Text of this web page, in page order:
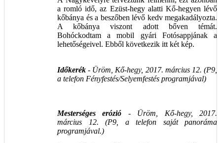
a romló idő, az Ezüst-hegy alatti Kő-hegyen lévő
kőbánya és a beszőben lévő kedv megakadályozta.
A kőbánya viszont adott bőven témát.
Bohóckodtam a mobil gyári Fotósappjának a
lehetőségeivel. Ebből következik itt két kép.
Időkerék- Üröm, Kő-hegy, 2017. március 12. (P9,
a telefon Fényfestés/Selyemfestés programjával)
Mesterséges erózió - Üröm, Kő-hegy, 2017.
március 12. (P9, a telefon saját panoráma
programjával.)